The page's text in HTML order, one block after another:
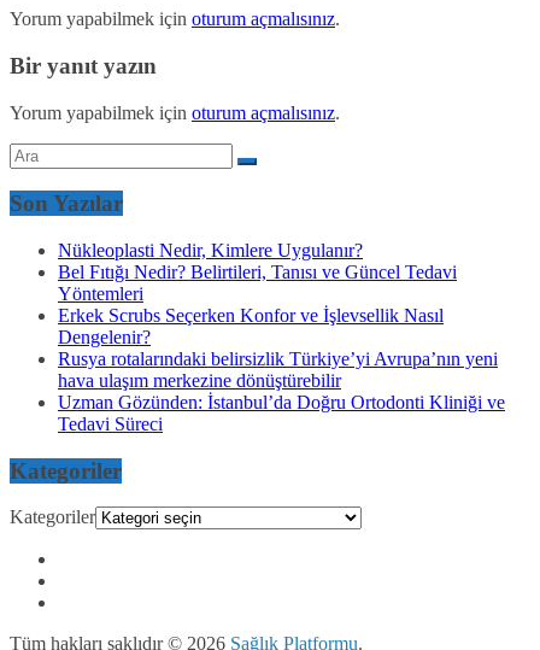
Yorum yapabilmek için oturum açmalısınız.
Bir yanıt yazın
Yorum yapabilmek için oturum açmalısınız.
Son Yazılar
Nükleoplasti Nedir, Kimlere Uygulanır?
Bel Fıtığı Nedir? Belirtileri, Tanısı ve Güncel Tedavi
Yöntemleri
Erkek Scrubs Seçerken Konfor ve İşlevsellik Nasıl
Dengelenir?
Rusya rotalarındaki belirsizlik Türkiye’yi Avrupa’nın yeni
hava ulaşım merkezine dönüştürebilir
Uzman Gözünden: İstanbul’da Doğru Ortodonti Kliniği ve
Tedavi Süreci
Kategoriler
Kategoriler
Tüm hakları saklıdır © 2026 Sağlık Platformu.